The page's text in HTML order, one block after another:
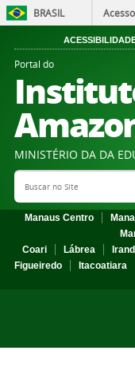
BRASIL
Portal do
MINISTÉRIO DA DA
Search Site
Manaus Centro
Coari
Lábrea
Figueiredo
Itacoatiara